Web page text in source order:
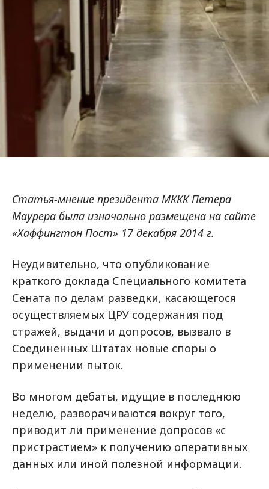
Статья-мнение президента МККК Петера
Маурера была изначально размещена на сайте
«Хаффингтон Пост» 17 декабря 2014 г.
Неудивительно, что опубликование
краткого доклада Специального комитета
Сената по делам разведки, касающегося
осуществляемых ЦРУ содержания под
стражей, выдачи и допросов, вызвало в
Соединенных Штатах новые споры о
применении пыток.
Во многом дебаты, идущие в последнюю
неделю, разворачиваются вокруг того,
приводит ли применение допросов «с
пристрастием» к получению оперативных
данных или иной полезной информации.